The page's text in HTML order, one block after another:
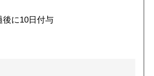
に10日付与